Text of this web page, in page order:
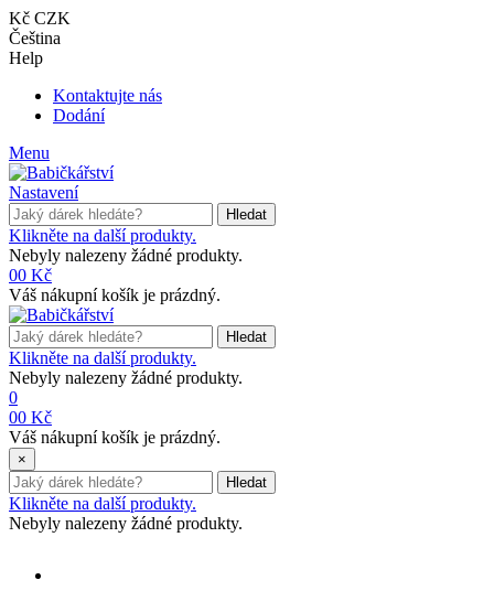
Kč CZK
Čeština
Help
Kontaktujte nás
Dodání
Menu
Nastavení
Hledat
Klikněte na další produkty.
Nebyly nalezeny žádné produkty.
00 Kč
Váš nákupní košík je prázdný.
Hledat
Klikněte na další produkty.
Nebyly nalezeny žádné produkty.
0
00 Kč
Váš nákupní košík je prázdný.
×
Hledat
Klikněte na další produkty.
Nebyly nalezeny žádné produkty.